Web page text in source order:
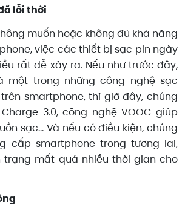
lỗi thời
muốn hoặc không đủ khả năng
việc các thiết bị sạc pin ngày
rất dễ xảy ra. Nếu như trước đây,
một trong những công nghệ sạc
smartphone, thì giờ đây, chúng
3.0, công nghệ VOOC giúp
sạc... Và nếu có điều kiện, chúng
cấp smartphone trong tương lai,
trạng mất quá nhiều thời gian cho